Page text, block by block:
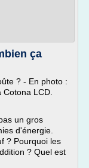
ça
? - En photo :
LCD.
un gros
d'énergie.
? Pourquoi les
? Quel est